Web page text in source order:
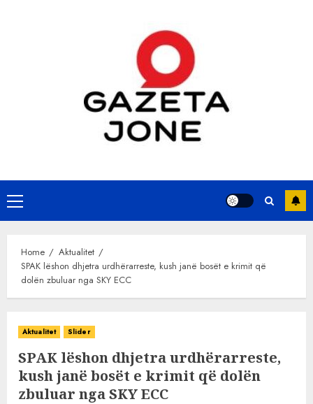
Primary
Menu
Home
Aktualitet
SPAK lëshon dhjetra urdhërarreste, kush janë bosët e krimit që
dolën zbuluar nga SKY ECC
Aktualitet Slider
SPAK lëshon dhjetra urdhërarreste,
kush janë bosët e krimit që dolën
zbuluar nga SKY ECC